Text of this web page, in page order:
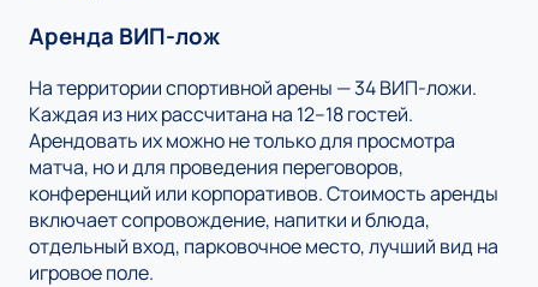
Аренда ВИП-лож
На территории спортивной арены — 34 ВИП-ложи.
Каждая из них рассчитана на 12–18 гостей.
Арендовать их можно не только для просмотра
матча, но и для проведения переговоров,
конференций или корпоративов. Стоимость аренды
включает сопровождение, напитки и блюда,
отдельный вход, парковочное место, лучший вид на
игровое поле.